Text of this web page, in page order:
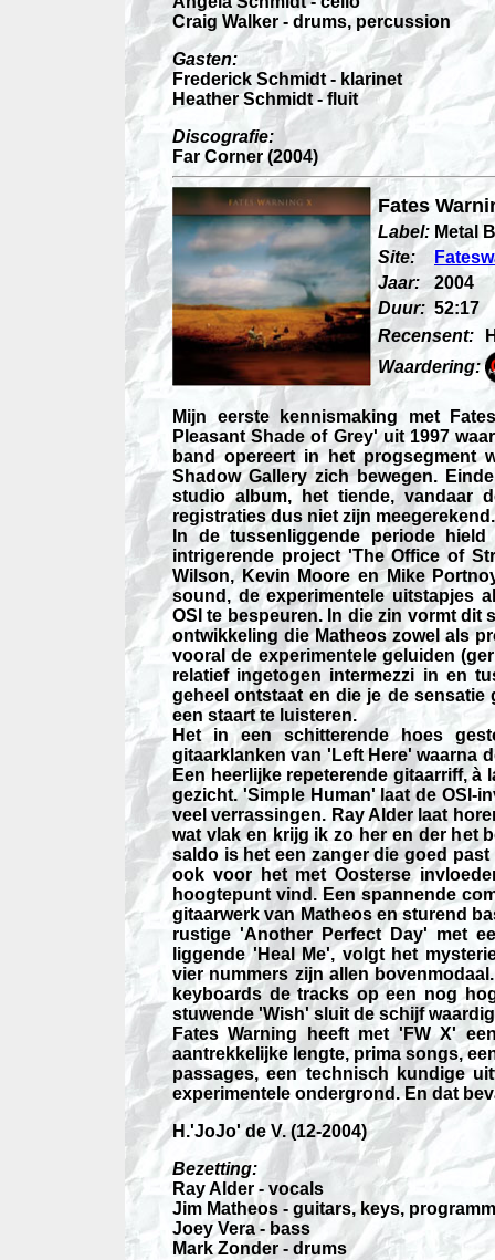
Craig Walker - drums, percussion
Gasten:
Frederick Schmidt - klarinet
Heather Schmidt - fluit
Discografie:
Far Corner (2004)
Fates
Label: Metal
Site:
Jaar:
2004
Duur: 52:17
Recensent:
Waardering:
Mijn eerste kennismaking met
Pleasant Shade of Grey' uit 1997
band opereert in het progsegment
Shadow Gallery zich bewegen.
studio album, het tiende, vandaar
registraties dus niet zijn meegerekend.
In de tussenliggende periode
intrigerende project 'The Office of
Wilson, Kevin Moore en Mike
sound, de experimentele uitstapjes
OSI te bespeuren. In die zin vormt
ontwikkeling die Matheos zowel als
vooral de experimentele geluiden
relatief ingetogen intermezzi in en
geheel ontstaat en die je de
een staart te luisteren.
Het in een schitterende hoes
gitaarklanken van 'Left Here' waarna
Een heerlijke repeterende gitaarriff, à
gezicht. 'Simple Human' laat de OSI-
veel verrassingen. Ray Alder laat
wat vlak en krijg ik zo her en der het
saldo is het een zanger die goed
ook voor het met Oosterse
hoogtepunt vind. Een spannende
gitaarwerk van Matheos en sturend
rustige 'Another Perfect Day' met
liggende 'Heal Me', volgt het
vier nummers zijn allen
keyboards de tracks op een nog
stuwende 'Wish' sluit de schijf
Fates Warning heeft met 'FW X'
aantrekkelijke lengte, prima songs,
passages, een technisch kundige
experimentele ondergrond. En dat
H.'JoJo' de V.(12-2004)
Bezetting:
Ray Alder - vocals
Jim Matheos - guitars, keys,
Joey Vera - bass
Mark Zonder - drums